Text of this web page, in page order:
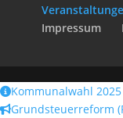
Impressum
Kommunalwahl 2025
Grundsteuerreform